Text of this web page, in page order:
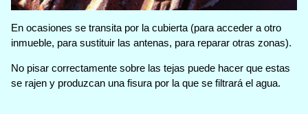
En ocasiones se transita por la cubierta (para acceder a otro
inmueble, para sustituir las antenas, para reparar otras zonas).
No pisar correctamente sobre las tejas puede hacer que estas
se rajen y produzcan una fisura por la que se filtrará el agua.